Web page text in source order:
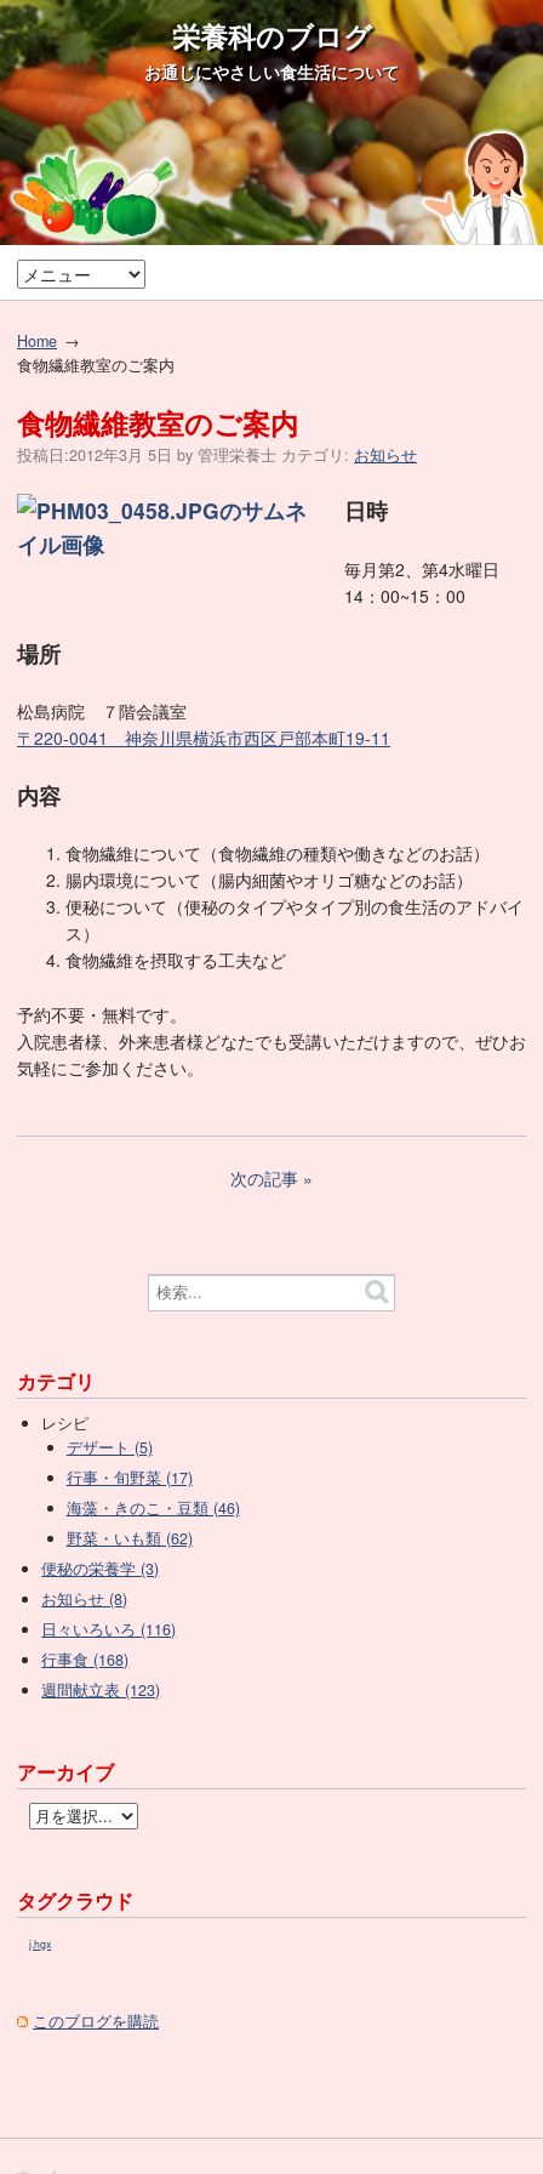
栄養科のブログ
お通じにやさしい食生活について
Home
食物繊維教室のご案内
食物繊維教室のご案内
投稿日:2012年3月 5日 by 管理栄養士 カテゴリ: お知らせ
日時
毎月第2、第4水曜日
14：00~15：00
場所
松島病院 ７階会議室
〒220-0041 神奈川県横浜市西区戸部本町19-11
内容
食物繊維について（食物繊維の種類や働きなどのお話）
腸内環境について（腸内細菌やオリゴ糖などのお話）
便秘について（便秘のタイプやタイプ別の食生活のアドバイ
ス）
食物繊維を摂取する工夫など
予約不要・無料です。
入院患者様、外来患者様どなたでも受講いただけますので、ぜひお
気軽にご参加ください。
次の記事
カテゴリ
レシピ
デザート (5)
行事・旬野菜 (17)
海藻・きのこ・豆類 (46)
野菜・いも類 (62)
便秘の栄養学 (3)
お知らせ (8)
日々いろいろ (116)
行事食 (168)
週間献立表 (123)
アーカイブ
タグクラウド
j.hgx
このブログを購読